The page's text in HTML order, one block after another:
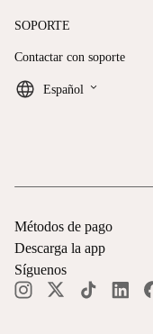
SOPORTE
Contactar con soporte
Español keyboard_arrow_down
Métodos de pago
Descarga la app
Síguenos